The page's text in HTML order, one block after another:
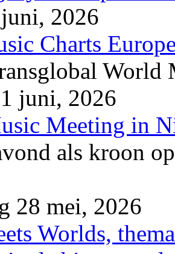
2026
Charts
World
juni, 2026
Meeting in
als kroon
28 mei, 2026
Worlds,